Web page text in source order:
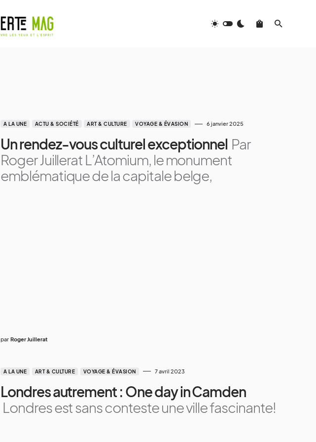
A LA UNE ACTU & SOCIÉTÉ ART & CULTURE VOYAGE & ÉVASION 6 janvier 2025
Un rendez-vous culturel exceptionnel Par
Roger Juillerat L’Atomium, le monument
emblématique de la capitale belge,
par Roger Juillerat
A LA UNE ART & CULTURE VOYAGE & ÉVASION 7 avril 2023
Londres autrement : One day in Camden
Londres est sans conteste une ville fascinante!